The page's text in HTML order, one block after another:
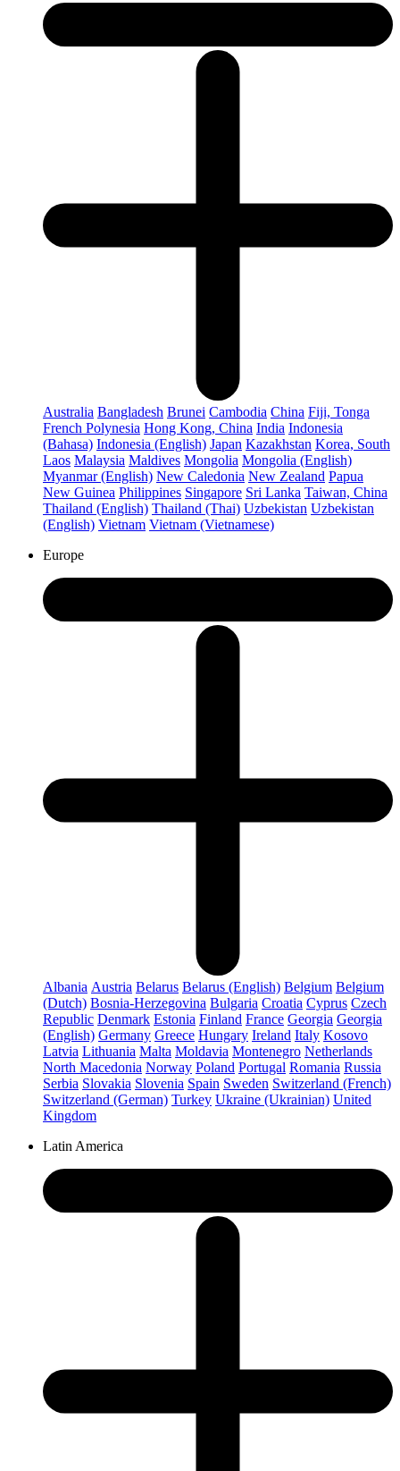
Australia Bangladesh Brunei Cambodia China Fiji, Tonga
French Polynesia Hong Kong, China India Indonesia
(Bahasa) Indonesia (English) Japan Kazakhstan Korea, South
Laos Malaysia Maldives Mongolia Mongolia (English)
Myanmar (English) New Caledonia New Zealand Papua
New Guinea Philippines Singapore Sri Lanka Taiwan, China
Thailand (English) Thailand (Thai) Uzbekistan Uzbekistan
(English) Vietnam Vietnam (Vietnamese)
Europe
Albania Austria Belarus Belarus (English) Belgium Belgium
(Dutch) Bosnia-Herzegovina Bulgaria Croatia Cyprus Czech
Republic Denmark Estonia Finland France Georgia Georgia
(English) Germany Greece Hungary Ireland Italy Kosovo
Latvia Lithuania Malta Moldavia Montenegro Netherlands
North Macedonia Norway Poland Portugal Romania Russia
Serbia Slovakia Slovenia Spain Sweden Switzerland (French)
Switzerland (German) Turkey Ukraine (Ukrainian) United
Kingdom
Latin America